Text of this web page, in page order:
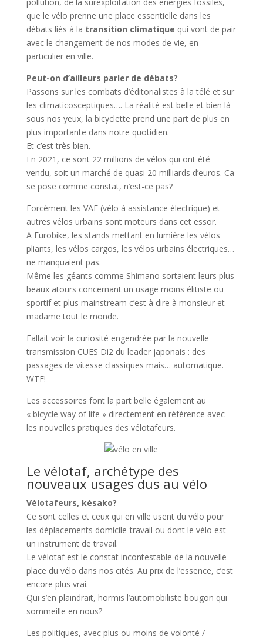
que le vélo prenne une place essentielle dans les
débats liés à la transition climatique qui vont de pair
avec le changement de nos modes de vie, en
particulier en ville.
Peut-on d’ailleurs parler de débats?
Passons sur les combats d’éditorialistes à la télé et sur
les climaticosceptiques…. La réalité est belle et bien là
sous nos yeux, la bicyclette prend une part de plus en
plus importante dans notre quotidien.
Et c’est très bien.
En 2021, ce sont 22 millions de vélos qui ont été
vendu, soit un marché de quasi 20 milliards d’euros. Ca
se pose comme constat, n’est-ce pas?
Forcément les VAE (vélo à assistance électrique) et
autres vélos urbains sont moteurs dans cet essor.
A Eurobike, les stands mettant en lumière les vélos
pliants, les vélos cargos, les vélos urbains électriques…
ne manquaient pas.
Même les géants comme Shimano sortaient leurs plus
beaux atours concernant un usage moins élitiste ou
sportif et plus mainstream c’est à dire à monsieur et
madame tout le monde.
Fallait voir la curiosité engendrée par la nouvelle
transmission CUES Di2 du leader japonais : des
passages de vitesse classiques mais… automatique.
WTF!
Les accessoires font la part belle également au
« bicycle way of life » directement en référence avec
les nouvelles pratiques des vélotafeurs.
Le vélotaf, archétype des
nouveaux usages dus au vélo
Vélotafeurs, késako?
Ce sont celles et ceux qui en ville usent du vélo pour
les déplacements domicile-travail ou dont le vélo est
un instrument de travail.
Le vélotaf est le constat incontestable de la nouvelle
place du vélo dans nos cités. Au prix de l’essence, c’est
encore plus vrai.
Qui s’en plaindrait, hormis l’automobiliste bougon qui
sommeille en nous?
Les politiques, avec plus ou moins de volonté /